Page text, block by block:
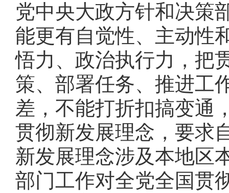
党中央大政方针和决策
能更有自觉性、主动性
悟力、政治执行力，把
策、部署任务、推进工
差，不能打折扣搞变通
贯彻新发展理念，要求
新发展理念涉及本地区
部门工作对全党全国贯